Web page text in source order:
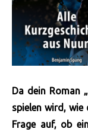
Da dein Roman
spielen wird, wie
Frage auf, ob